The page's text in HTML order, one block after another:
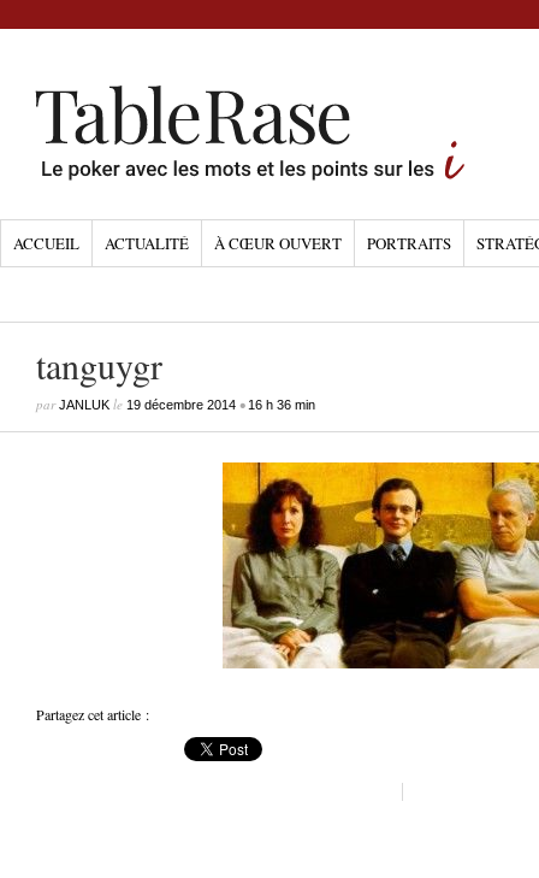
ACCUEIL ACTUALITÉ À CŒUR OUVERT PORTRAITS
tanguygr
parJANLUK le 19 décembre 2014 • 16 h 36 min
Partagez cet article :